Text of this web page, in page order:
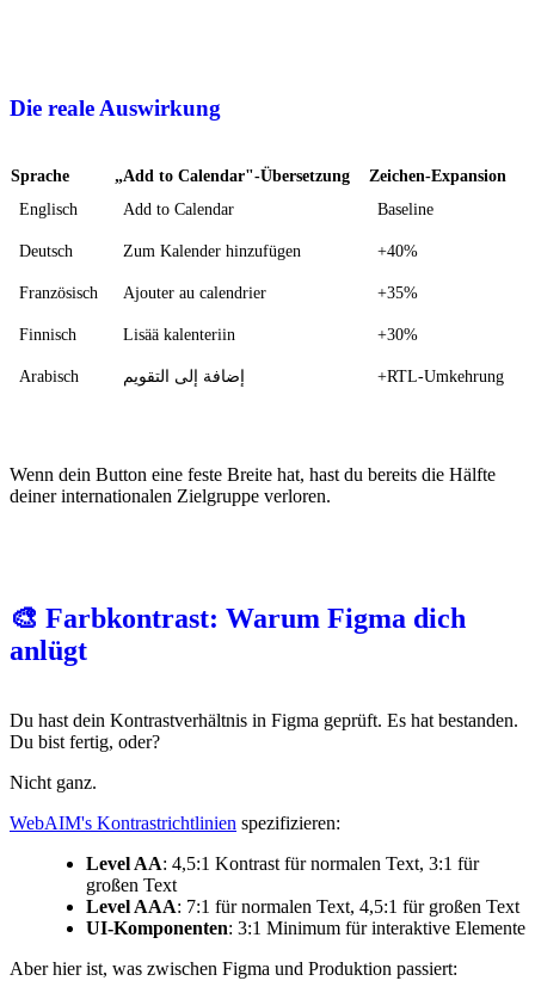
Die reale Auswirkung
Sprache „Add to Calendar"-Übersetzung
Zeichen-Expansion
Englisch
Add to Calendar Baseline
Deutsch Zum Kalender hinzufügen +40%
Französisch Ajouter au calendrier +35%
Finnisch Lisää kalenteriin +30%
Arabisch إضافة إلى التقويم +RTL-Umkehrung
Wenn dein Button eine feste Breite hat, hast du bereits die Hälfte
deiner internationalen Zielgruppe verloren.
🎨 Farbkontrast: Warum Figma dich
anlügt
Du hast dein Kontrastverhältnis in Figma geprüft. Es hat bestanden.
Du bist fertig, oder?
Nicht ganz.
WebAIM's Kontrastrichtlinien spezifizieren:
Level AA: 4,5:1 Kontrast für normalen Text, 3:1 für
großen Text
Level AAA: 7:1 für normalen Text, 4,5:1 für großen Text
UI-Komponenten: 3:1 Minimum für interaktive Elemente
Aber hier ist, was zwischen Figma und Produktion passiert: